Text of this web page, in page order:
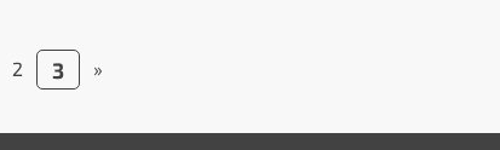
2 3 »